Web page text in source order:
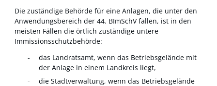
Die zuständige Behörde für eine Anlagen, die unter den
Anwendungsbereich der 44. BImSchV fallen, ist in den
meisten Fällen die örtlich zuständige untere
Immissionsschutzbehörde:
das Landratsamt, wenn das Betriebsgelände mit
der Anlage in einem Landkreis liegt,
die Stadtverwaltung, wenn das Betriebsgelände